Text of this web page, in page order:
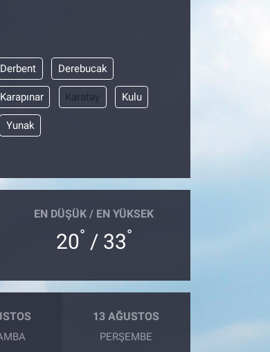
Derbent Derebucak
Karapınar Karatay Kulu
Yunak
EN DÜŞÜK / EN YÜKSEK
20° / 33°
13 AĞUSTOS
PERŞEMBE